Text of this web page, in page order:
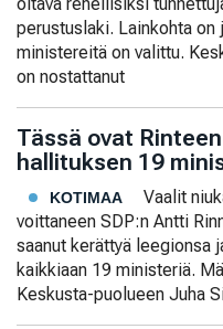
perustuslaki. Lainkohta on
ministereitä on valittu.
on nostattanut
Tässä ovat Rinteen
hallituksen 19
KOTIMAA
Vaalit
voittaneen SDP:n Antti
saanut kerättyä leegionsa
kaikkiaan 19 ministeriä.
Keskusta-puolueen Juha